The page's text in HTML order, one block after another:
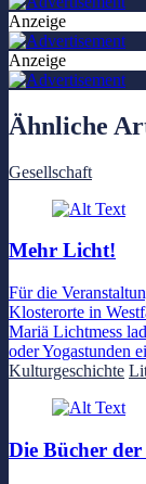
Anzeige
Anzeige
Ähnliche
Gesellschaft
Mehr Licht!
Für die
Klosterorte in
Mariä Lichtmess
oder Yogastunden
Kulturgeschichte
Die Bücher